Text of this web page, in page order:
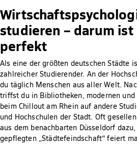
studieren – darum
perfekt
Als eine der größten deutschen Städte
zahlreicher Studierender. An der
du täglich Menschen aus aller Welt.
triffst du in Bibliotheken, modernen und
beim Chillout am Rhein auf andere
und Hochschulen der Stadt. Oft
aus dem benachbarten Düsseldorf
gepflegten „Städtefeindschaft“ feiert